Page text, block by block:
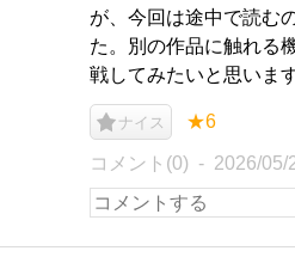
が、今回は途中で読む
た。別の作品に触れる
戦してみたいと思いま
ナイス ★6
コメント(0) 2026/05/